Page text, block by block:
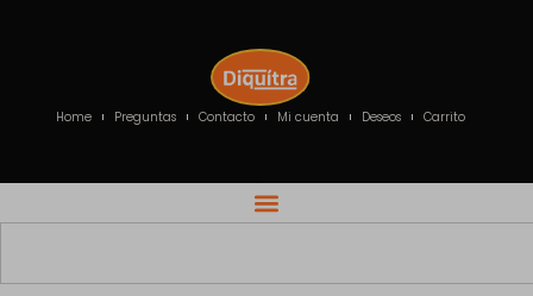
Home Preguntas Contacto Mi cuenta Deseos Carrito